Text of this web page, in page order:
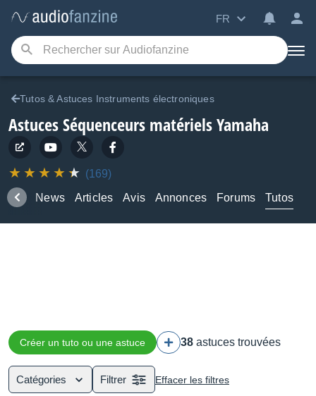
FR
Tutos & Astuces Instruments électroniques
Astuces Séquenceurs matériels Yamaha
(169)
News Articles Avis Annonces Forums Tutos
Créer un tuto ou une astuce 38 astuces trouvées
Catégories Filtrer Effacer les filtres